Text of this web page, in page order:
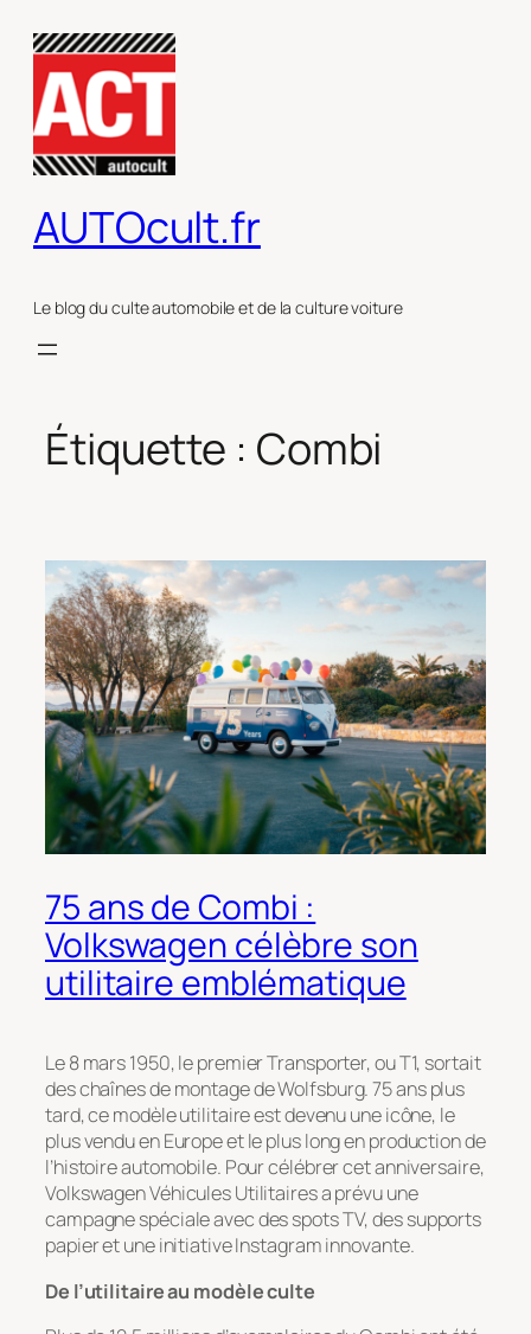
contenu
AUTOcult.fr
Le blog du culte automobile et de la culture voiture
Étiquette : Combi
75 ans de Combi :
Volkswagen célèbre son
utilitaire emblématique
Le 8 mars 1950, le premier Transporter, ou T1, sortait
des chaînes de montage de Wolfsburg. 75 ans plus
tard, ce modèle utilitaire est devenu une icône, le
plus vendu en Europe et le plus long en production de
l’histoire automobile. Pour célébrer cet anniversaire,
Volkswagen Véhicules Utilitaires a prévu une
campagne spéciale avec des spots TV, des supports
papier et une initiative Instagram innovante.
De l’utilitaire au modèle culte